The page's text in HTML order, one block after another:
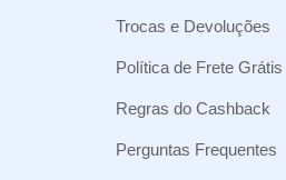
Trocas e Devoluções
Política de Frete Grátis
Regras do Cashback
Perguntas Frequentes